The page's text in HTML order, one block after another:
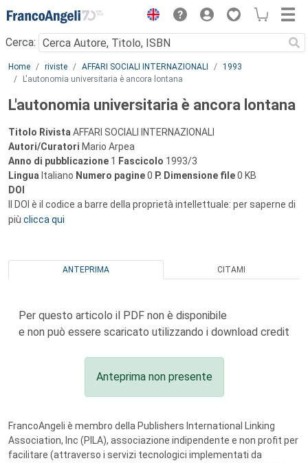
Menu
Cerca:
Main content
Home riviste AFFARI SOCIALI INTERNAZIONALI
1993
L'autonomia universitaria è ancora lontana
L'autonomia universitaria è ancora lontana
Titolo Rivista AFFARI SOCIALI INTERNAZIONALI
Autori/Curatori Mario Arpea
Anno di pubblicazione 1 Fascicolo 1993/3
Lingua Italiano Numero pagine0 P. Dimensione file0 KB
DOI
Il DOI è il codice a barre della proprietà intellettuale: per saperne di
più clicca qui
ANTEPRIMA CITAMI
Per questo articolo il PDF non è disponibile
e non può essere scaricato utilizzando i download credit
Anteprima non presente
FrancoAngeli è membro della Publishers International Linking
Association, Inc (PILA), associazione indipendente e non profit per
facilitare (attraverso i servizi tecnologici implementati da